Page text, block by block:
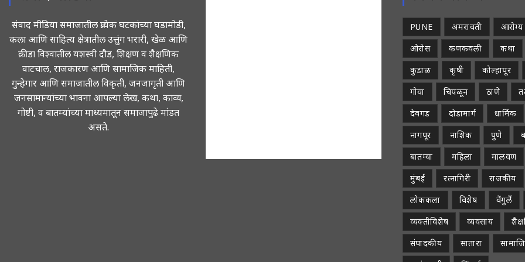
संवाद मीडिया समाजातील प्रत्येक घटकांच्या घडामोडी,
कला आणि साहित्य क्षेत्रातील उत्तुंग भरारी, खेळ आणि
क्रीडा विश्वातील यशस्वी दौड, शिक्षण व शैक्षणिक
वाटचाल, राजकारण आणि सामाजिक माहिती,
गुन्हेगार आणि समाजातील विकृती, जनजागृती आणि
जनसामान्यांच्या भावना आपल्या लेख, कथा, काव्य,
गोष्टी, व बातम्यांच्या माध्यमातून समाजापुढे मांडत
असते.
PUNE अमरावती आरोग्य
ओरोस
कणकवली कथा
कुडाळ
कृषी कोल्हापूर
गोवा
चिपळून ठाणे
देवगड
दोडामार्ग धार्मिक
नागपूर
नाशिक पुणे
बातम्या
महिला मालवण
मुंबई
रत्नागिरी राजकीय
लोककला
विशेष वेंगुर्ले
व्यक्तीविशेष
व्यवसाय
संपादकीय
सातारा